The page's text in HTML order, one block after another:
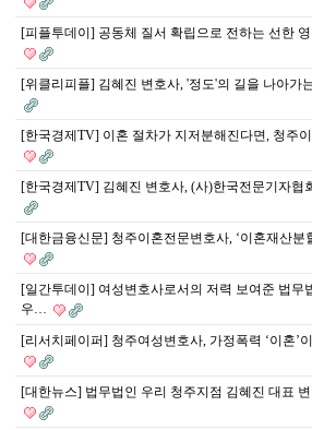
[피플투데이] 공동체 질서 확립으로 전하는 선한
[위클리피플] 김혜진 변호사, '정도'의 길을 나아가
[한국경제TV] 이혼 절차가 지저분해진다면, 청주
[한국경제TV] 김혜진 변호사, (사)한국전문기자협
[대한금융신문] 청주이혼전문변호사, ‘이혼재산분
[일간투데이] 여성변호사로서의 저력 보여준 법무
우…
[리서치페이퍼] 청주여성변호사, 가정폭력 ‘이혼’
[대한뉴스] 법무법인 우리 청주지점 김혜진 대표